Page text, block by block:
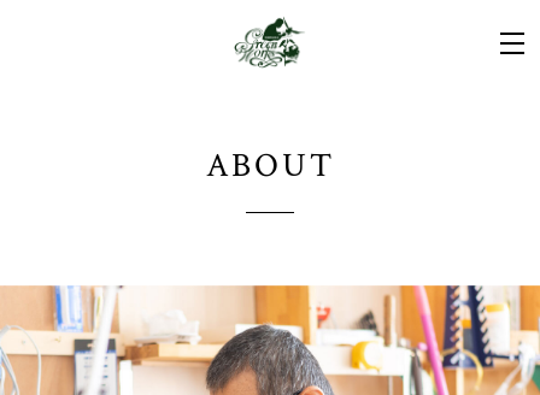
ABOUT